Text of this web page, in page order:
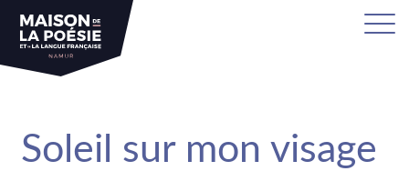
Soleil sur mon visage